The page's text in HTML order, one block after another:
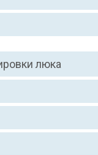
люка